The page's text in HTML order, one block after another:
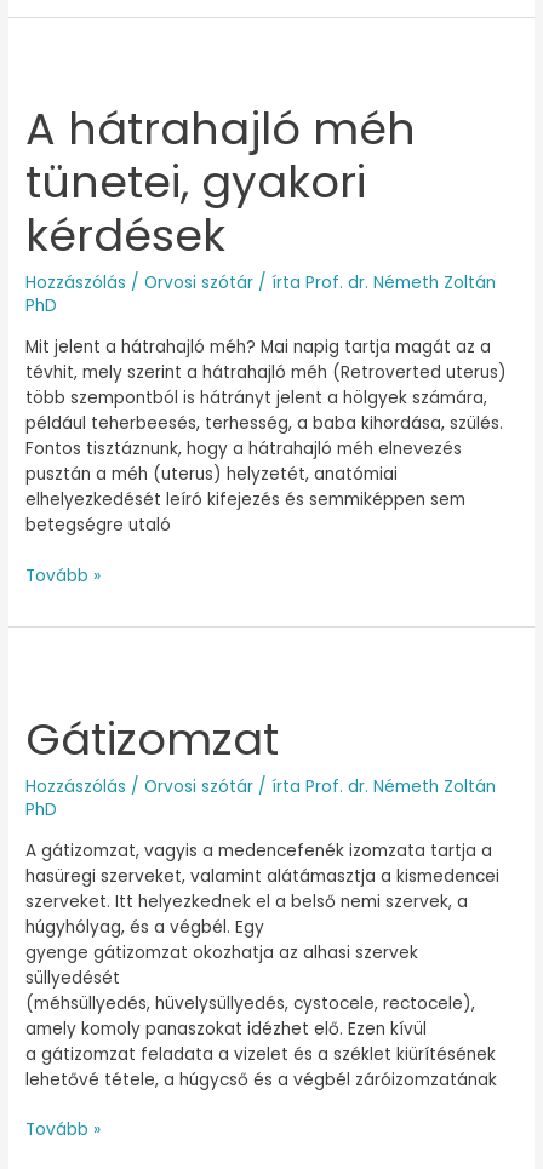
A hátrahajló méh
tünetei, gyakori
kérdések
Hozzászólás /Orvosi szótár / írta Prof. dr. Németh Zoltán
PhD
Mit jelent a hátrahajló méh? Mai napig tartja magát az a
tévhit, mely szerint a hátrahajló méh (Retroverted uterus)
több szempontból is hátrányt jelent a hölgyek számára,
például teherbeesés, terhesség, a baba kihordása, szülés.
Fontos tisztáznunk, hogy a hátrahajló méh elnevezés
pusztán a méh (uterus) helyzetét, anatómiai
elhelyezkedését leíró kifejezés és semmiképpen sem
betegségre utaló
A
hátrahajló
méh
tünetei,
gyakori
kérdések
Tovább »
Gátizomzat
Hozzászólás /Orvosi szótár / írta Prof. dr. Németh Zoltán
PhD
A gátizomzat, vagyis a medencefenék izomzata tartja a
hasüregi szerveket, valamint alátámasztja a kismedencei
szerveket. Itt helyezkednek el a belső nemi szervek, a
húgyhólyag, és a végbél. Egy
gyenge gátizomzat okozhatja az alhasi szervek
süllyedését
(méhsüllyedés, hüvelysüllyedés, cystocele, rectocele),
amely komoly panaszokat idézhet elő. Ezen kívül
a gátizomzat feladata a vizelet és a széklet kiürítésének
lehetővé tétele, a húgycső és a végbél záróizomzatának
Gátizomzat
Tovább »